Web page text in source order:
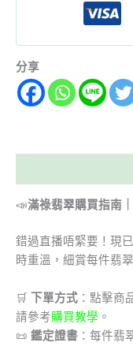
分享
📣滿祿翡翠購買指南
錯過直播唔緊要！現
時重溫，細賞每件翡
🛒 下單方式 ：點擊商
請參考購買教學 。
📜 鑑定證書 ：每件翡